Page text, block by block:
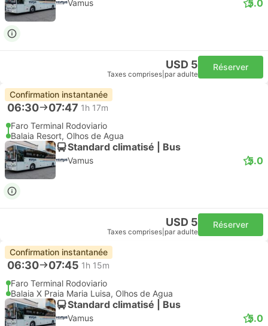
Vamus 5.0
USD 5
Taxes comprises par adulte
Réserver
Confirmation instantanée
06:30 07:47 1h 17m
Faro Terminal Rodoviario
Balaia Resort, Olhos de Agua
Standard climatisé | Bus
Vamus 5.0
USD 5
Taxes comprises par adulte
Réserver
Confirmation instantanée
06:30 07:45 1h 15m
Faro Terminal Rodoviario
Balaia X Praia Maria Luisa, Olhos de Agua
Standard climatisé | Bus
Vamus 5.0